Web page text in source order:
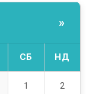
»
СБ НД
1 2